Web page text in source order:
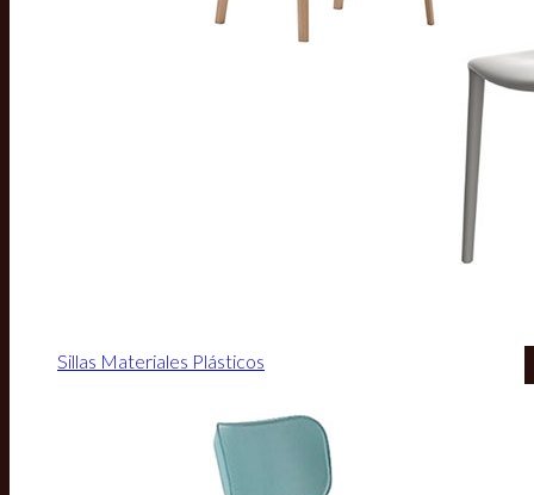
Sillas Materiales Plásticos